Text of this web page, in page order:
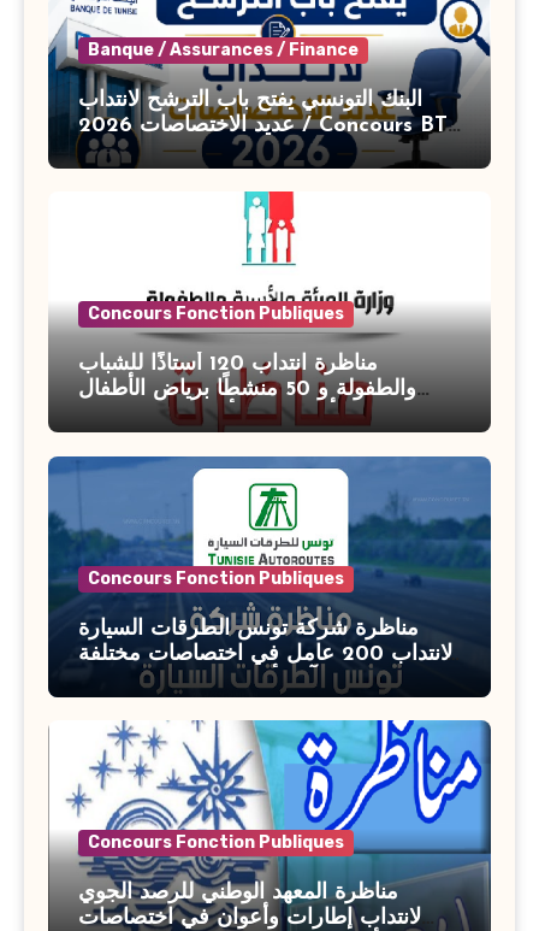
Banque / Assurances / Finance
البنك التونسي يفتح باب الترشح لانتداب
عديد الاختصاصات 2026 / Concours BT
Banque de Tunisie 2026
Concours Fonction Publiques
مناظرة انتداب 120 أستاذًا للشباب
والطفولة و 50 منشطًا برياض الأطفال
بوزارة الأسرة والمرأة والطفولة وكبار
Concours Fonction Publiques
مناظرة شركة تونس الطرقات السيارة
لانتداب 200 عامل في اختصاصات مختلفة
آخر أجل : 21 جويلية 2026
Concours Fonction Publiques
مناظرة المعهد الوطني للرصد الجوي
لانتداب إطارات وأعوان في اختصاصات